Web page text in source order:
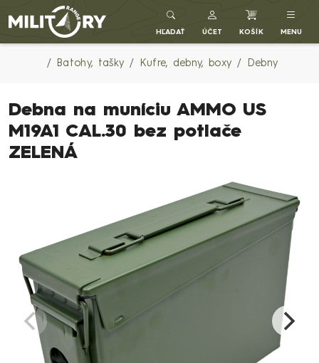
Army shop MILITARY RANGE SK
HĽADAŤ ÚČET KOŠÍK MENU
Batohy, tašky Kufre, debny, boxy Debny
Debna na muníciu AMMO US
M19A1 CAL.30 bez potlače
ZELENÁ